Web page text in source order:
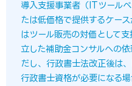
導入支援事業者（ITツール
たは低価格で提供するケー
はツール販売の対価として
立した補助金コンサルへの
だし、行政書士法改正後は
行政書士資格が必要になる